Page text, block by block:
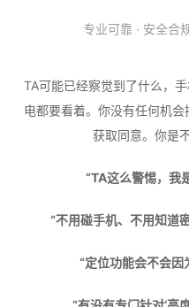
专业可靠 · 安全合
TA可能已经察觉到了什么，
电都要看着。你没有任何机
获取同意。你是
“TA这么警惕，我
“不用碰手机、不用知道
“定位功能会不会因